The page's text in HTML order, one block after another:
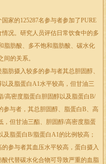
家的125287名参与者参加了PURE
况。研究人员评估日常饮食中的多
脂肪酸、多不饱和脂肪酸、碳水化
的关系。
肪摄入较多的参与者其总胆固醇、
及脂蛋白A1水平较高，但甘油三
/高密度脂蛋白胆固醇以及脂蛋白B/
参与者，其总胆固醇、脂蛋白B、高
，但甘油三酯、胆固醇/高密度脂蛋
脂蛋白B/脂蛋白A1的比例较高；
参与者其血压水平较高，蛋白摄入
代替碳水化合物可导致严重的血脂